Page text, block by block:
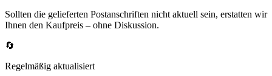
Sollten die gelieferten Postanschriften nicht aktuell sein, erstatten wir
Ihnen den Kaufpreis – ohne Diskussion.
🔄
Regelmäßig aktualisiert